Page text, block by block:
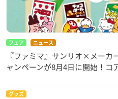
フェア ニュース
『ファミマ』サンリオ×メーカ
ャンペーンが8月4日に開始！コ
グッズ